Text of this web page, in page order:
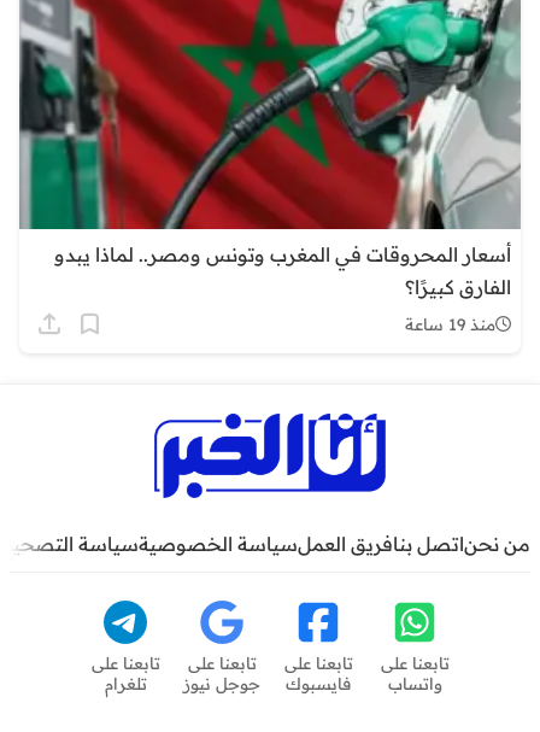
أسعار المحروقات في المغرب وتونس ومصر.. لماذا يبدو
الفارق كبيرًا؟
منذ 19 ساعة
من نحناتصل بنافريق العملسياسة الخصوصيةسياسة التصحيح
تابعنا على
واتساب
تابعنا على
فايسبوك
تابعنا على
جوجل نيوز
تابعنا على
تلغرام